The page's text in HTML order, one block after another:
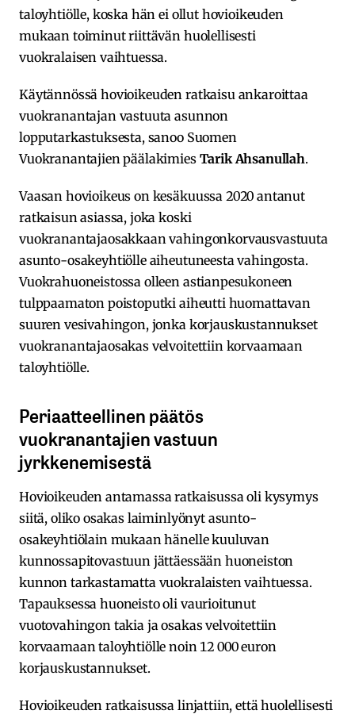
taloyhtiölle, koska hän ei ollut hovioikeuden
mukaan toiminut riittävän huolellisesti
vuokralaisen vaihtuessa.
Käytännössä hovioikeuden ratkaisu ankaroittaa
vuokranantajan vastuuta asunnon
lopputarkastuksesta, sanoo Suomen
Vuokranantajien päälakimies Tarik Ahsanullah.
Vaasan hovioikeus on kesäkuussa 2020 antanut
ratkaisun asiassa, joka koski
vuokranantajaosakkaan vahingonkorvausvastuuta
asunto-osakeyhtiölle aiheutuneesta vahingosta.
Vuokrahuoneistossa olleen astianpesukoneen
tulppaamaton poistoputki aiheutti huomattavan
suuren vesivahingon, jonka korjauskustannukset
vuokranantajaosakas velvoitettiin korvaamaan
taloyhtiölle.
Periaatteellinen päätös
vuokranantajien vastuun
jyrkkenemisestä
Hovioikeuden antamassa ratkaisussa oli kysymys
siitä, oliko osakas laiminlyönyt asunto-
osakeyhtiölain mukaan hänelle kuuluvan
kunnossapitovastuun jättäessään huoneiston
kunnon tarkastamatta vuokralaisten vaihtuessa.
Tapauksessa huoneisto oli vaurioitunut
vuotovahingon takia ja osakas velvoitettiin
korvaamaan taloyhtiölle noin 12 000 euron
korjauskustannukset.
Hovioikeuden ratkaisussa linjattiin, että huolellisesti